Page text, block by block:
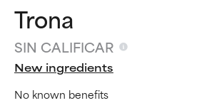
Trona
SIN CALIFICAR
New ingredients
No known benefits